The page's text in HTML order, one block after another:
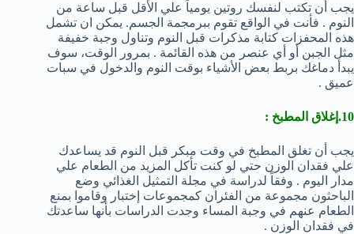
يجب أن تكتب لنفسك روتين يومياً علي الأقل قبل ساعة من
النوم . فأنت في الواقع تقوم ببرمجمة الجسم. يمكن ان تشمل
هذه المحفزات كتابة مذكرات قبل النوم وتناول وجبة خفيفة
مثل الجبن أو أي عنصر من هذه القائمة . بمرور الوقت، سوف
يبدأ دماغك بربط بعض الأشياء بوقت النوم والدخول في سبات
عميق .
10.إغلاق المطبخ :
يجب أن تغلق المطبخ في وقت مبكر قبل النوم قد يساعدك
علي فقدان الوزن حتي لو كنت تأكل المزيد من الطعام علي
مدار اليوم . وفقاً لدراسة في مجلة التمثيل الغذائي وضع
الباحثون مجموعة من الفئران كمجموعات إختبار وقاموا بمنع
الطعام عنهم في وجبة المساء وجدت الدراسات بأنها ساعدتك
في فقدان الوزن .